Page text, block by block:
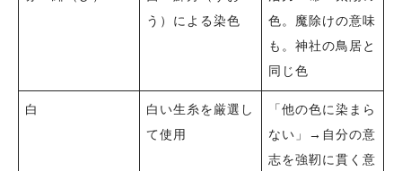
う）による染色
色。魔除けの意味
も。神社の鳥居と
同じ色
白
白い生糸を厳選し
て使用
「他の色に染まら
ない」→自分の意
志を強靭に貫く意